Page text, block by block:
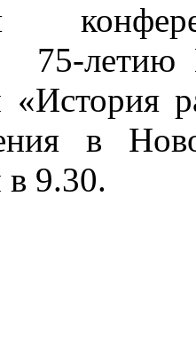
75-летию
в
9.30.